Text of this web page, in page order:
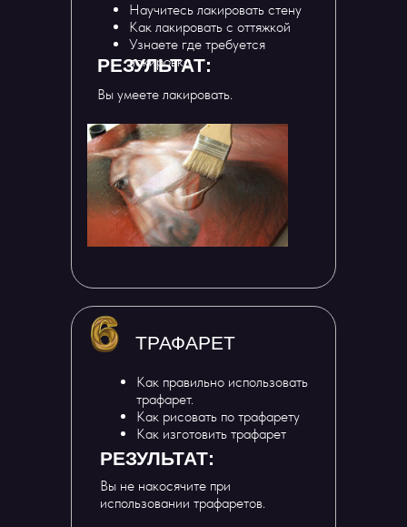
Как правильно использовать
трафарет.
Как рисовать по трафарету
Как изготовить трафарет
ТРАФАРЕТ
РЕЗУЛЬТАТ:
Вы не накосячите при
использовании трафаретов.
Научитесь лакировать стену
Как лакировать с оттяжкой
Узнаете где требуется
лакировка
РЕЗУЛЬТАТ:
Вы умеете лакировать.